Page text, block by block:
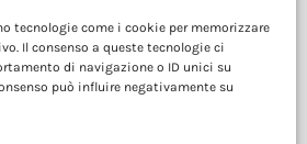
tecnologie come i cookie per memorizzare
Il consenso a queste tecnologie ci
di navigazione o ID unici su
può influire negativamente su
IG